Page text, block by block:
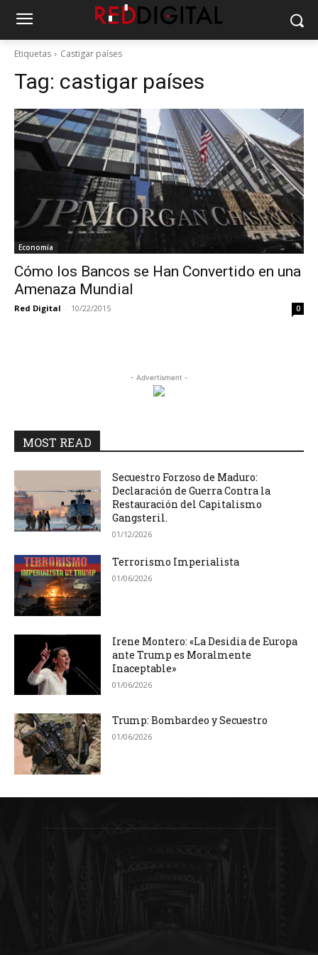
Etiquetas Castigar países
Tag: castigar países
Economía
Cómo los Bancos se Han Convertido en una
Amenaza Mundial
Red Digital - 10/22/2015 0
- Advertisment -
MOST READ
Secuestro Forzoso de Maduro:
Declaración de Guerra Contra la
Restauración del Capitalismo
Gangsteril.
01/12/2026
Terrorismo Imperialista
01/06/2026
Irene Montero: «La Desidia de Europa
ante Trump es Moralmente
Inaceptable»
01/06/2026
Trump: Bombardeo y Secuestro
01/06/2026